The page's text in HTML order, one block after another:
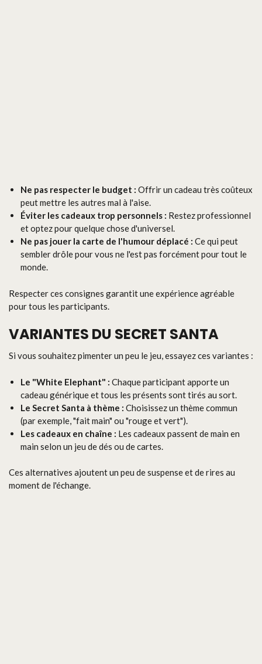
Ne pas respecter le budget : Offrir un cadeau très coûteux
peut mettre les autres mal à l'aise.
Éviter les cadeaux trop personnels : Restez professionnel
et optez pour quelque chose d'universel.
Ne pas jouer la carte de l'humour déplacé : Ce qui peut
sembler drôle pour vous ne l'est pas forcément pour tout le
monde.
Respecter ces consignes garantit une expérience agréable
pour tous les participants.
VARIANTES DU SECRET SANTA
Si vous souhaitez pimenter un peu le jeu, essayez ces variantes :
Le "White Elephant" : Chaque participant apporte un
cadeau générique et tous les présents sont tirés au sort.
Le Secret Santa à thème : Choisissez un thème commun
(par exemple, "fait main" ou "rouge et vert").
Les cadeaux en chaîne : Les cadeaux passent de main en
main selon un jeu de dés ou de cartes.
Ces alternatives ajoutent un peu de suspense et de rires au
moment de l'échange.